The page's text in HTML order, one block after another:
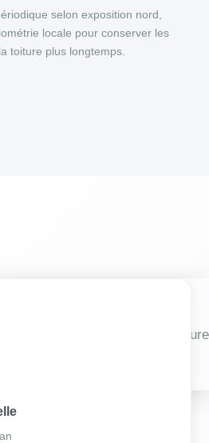
selon exposition nord,
locale pour conserver les
toiture plus longtemps.
vos travaux de couverture